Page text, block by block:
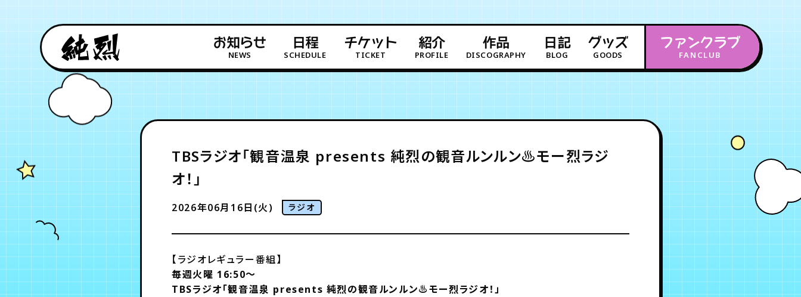
お知らせ
NEWS
日程
SCHEDULE
チケット
TICKET
紹介
PROFILE
作品
DISCOGRAPHY
日記
BLOG
グッズ
GOODS
ファンクラブ
FANCLUB
FC NEWS MOVIE
TBSラジオ「観音温泉 presents 純烈の観音ルンルン♨モー烈ラジ
オ！」
2026年06月16日(火) ラジオ
【ラジオレギュラー番組】
毎週火曜 16:50～
TBSラジオ「観音温泉 presents 純烈の観音ルンルン♨モー烈ラジオ！」